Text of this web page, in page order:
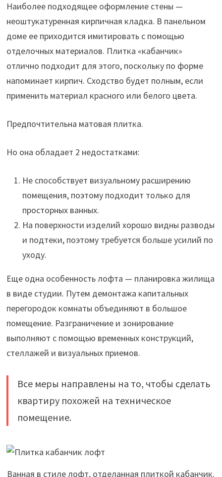
Наиболее подходящее оформление стены —
неоштукатуренная кирпичная кладка. В панельном
доме ее приходится имитировать с помощью
отделочных материалов. Плитка «кабанчик»
отлично подходит для этого, поскольку по форме
напоминает кирпич. Сходство будет полным, если
применить материал красного или белого цвета.
Предпочтительна матовая плитка.
Но она обладает 2 недостатками:
Не способствует визуальному расширению
помещения, поэтому подходит только для
просторных ванных.
На поверхности изделий хорошо видны разводы
и подтеки, поэтому требуется больше усилий по
уходу.
Еще одна особенность лофта — планировка жилища
в виде студии. Путем демонтажа капитальных
перегородок комнаты объединяют в большое
помещение. Разграничение и зонирование
выполняют с помощью временных конструкций,
стеллажей и визуальных приемов.
Все меры направлены на то, чтобы сделать
квартиру похожей на техническое
помещение.
Ванная в стиле лофт, отделанная плиткой кабанчик.